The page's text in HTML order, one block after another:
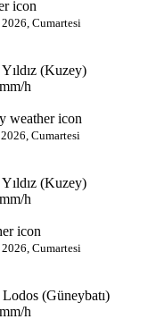
Cumartesi
Yıldız (Kuzey)
h
Cumartesi
Yıldız (Kuzey)
h
Cumartesi
Lodos (Güneybatı)
h